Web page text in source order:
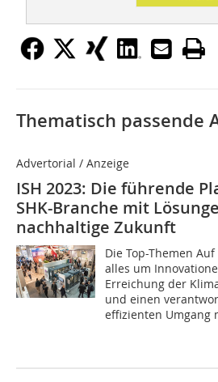
Thematisch passende
Advertorial / Anzeige
ISH 2023: Die führende
SHK-Branche mit
nachhaltige Zukunft
Die Top-Themen
alles um
Erreichung der
und einen
effizienten Umgang